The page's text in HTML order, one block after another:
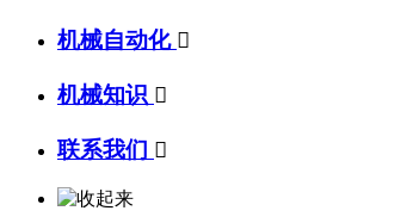
机械自动化 
机械知识 
联系我们 